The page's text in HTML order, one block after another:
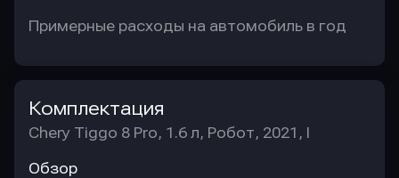
Примерные расходы на автомобиль в год
Комплектация
Chery Tiggo 8 Pro, 1.6 л, Робот, 2021, I
Обзор